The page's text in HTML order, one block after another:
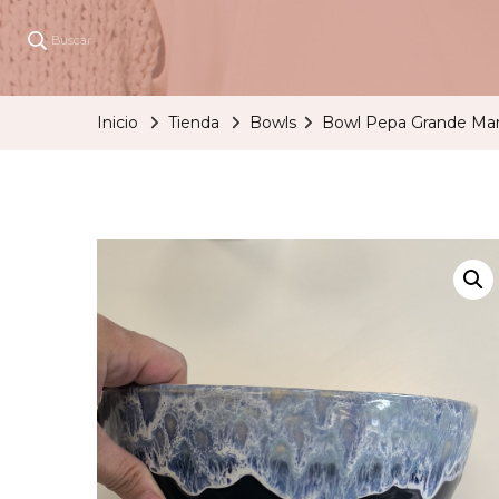
Buscar
Inicio Tienda Bowls Bowl Pepa Grande